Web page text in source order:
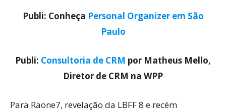
Publi: Conheça Personal Organizer em São
Paulo
Publi: Consultoria de CRM por Matheus Mello,
Diretor de CRM na WPP
Para Raone7, revelação da LBFF 8 e recém